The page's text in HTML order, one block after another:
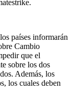
países informarán
Cambio
que el
sobre los dos
Además, los
los cuales deben